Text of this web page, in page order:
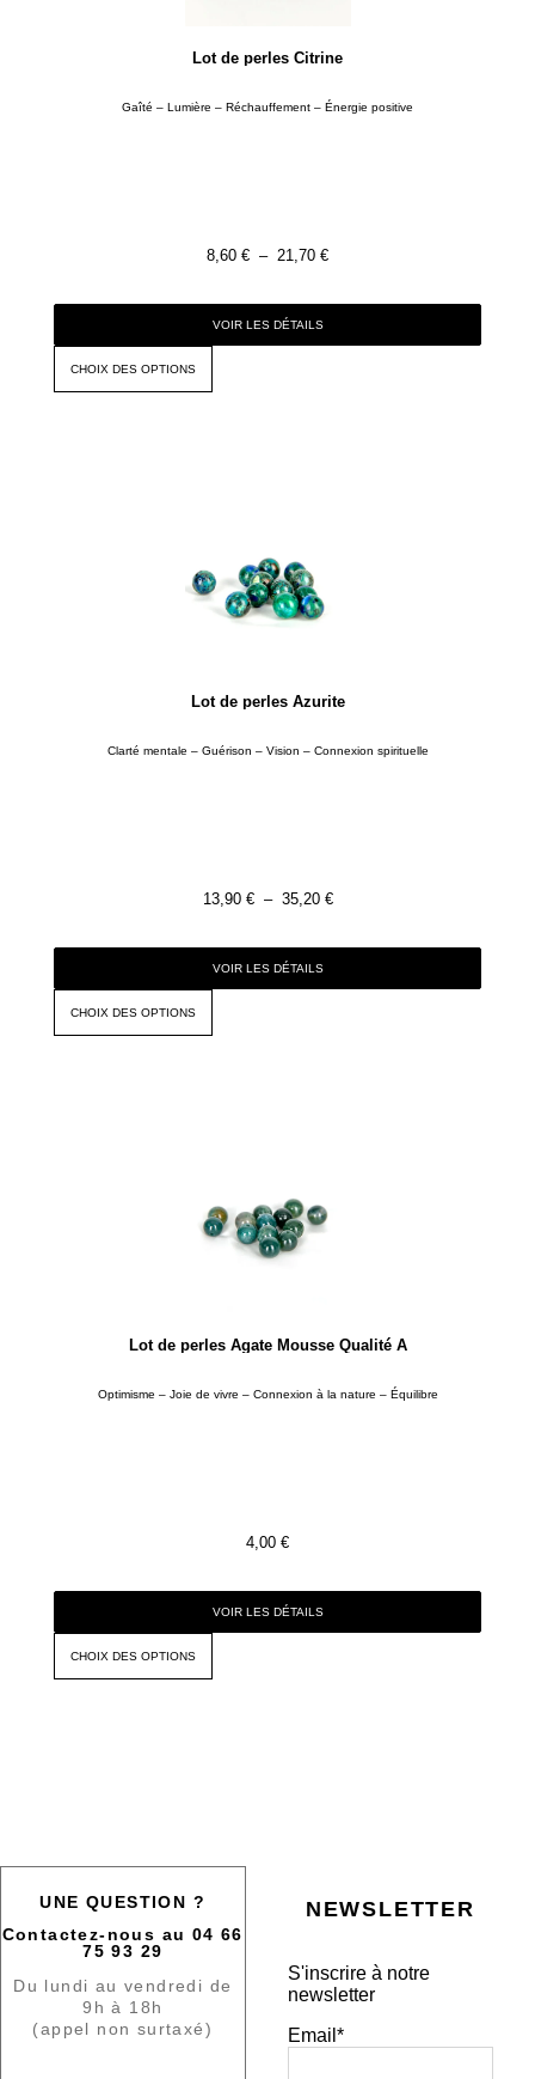
Lot de perles Citrine
Gaîté – Lumière – Réchauffement – Énergie positive
8,60 € – 21,70 €
VOIR LES DÉTAILS
CHOIX DES OPTIONS
Lot de perles Azurite
Clarté mentale – Guérison – Vision – Connexion spirituelle
13,90 € – 35,20 €
VOIR LES DÉTAILS
CHOIX DES OPTIONS
Lot de perles Agate Mousse Qualité A
Optimisme – Joie de vivre – Connexion à la nature – Équilibre
4,00 €
VOIR LES DÉTAILS
CHOIX DES OPTIONS
UNE QUESTION ?
Contactez-nous au 04 66
75 93 29
Du lundi au vendredi de
9h à 18h
(appel non surtaxé)
NEWSLETTER
S'inscrire à notre
newsletter
Email*